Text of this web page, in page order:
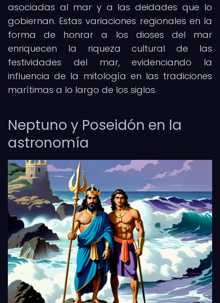
asociadas al mar y a las deidades que lo
gobiernan. Estas variaciones regionales en la
forma de honrar a los dioses del mar
enriquecen la riqueza cultural de las
festividades del mar, evidenciando la
influencia de la mitología en las tradiciones
marítimas a lo largo de los siglos.
Neptuno y Poseidón en la
astronomía